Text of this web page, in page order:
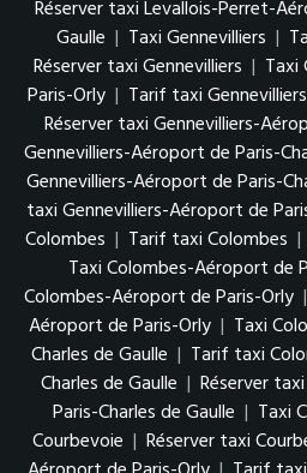
Réserver taxi Levallois-Perret-
Gaulle | Taxi Gennevilliers |
Réserver taxi Gennevilliers | Taxi
Paris-Orly | Tarif taxi
Réserver taxi Gennevilliers-
Gennevilliers-Aéroport de Paris-
Gennevilliers-Aéroport de Paris-
taxi Gennevilliers-Aéroport de
Colombes | Tarif taxi Colombes |
Taxi Colombes-Aéroport de
Colombes-Aéroport de Paris-Orly |
Aéroport de Paris-Orly | Taxi
Charles de Gaulle | Tarif taxi
Charles de Gaulle | Réserver
Paris-Charles de Gaulle | Taxi
Courbevoie | Réserver taxi